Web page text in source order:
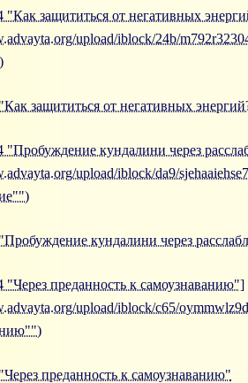
"Как защититься от негативных
upload/iblock/24b/
защититься от негативных
"Пробуждение кундалини через
upload/iblock/da9/
кундалини через
"Через преданность к самоузнаванию"]
upload/iblock/c65/
преданность к самоузнаванию"